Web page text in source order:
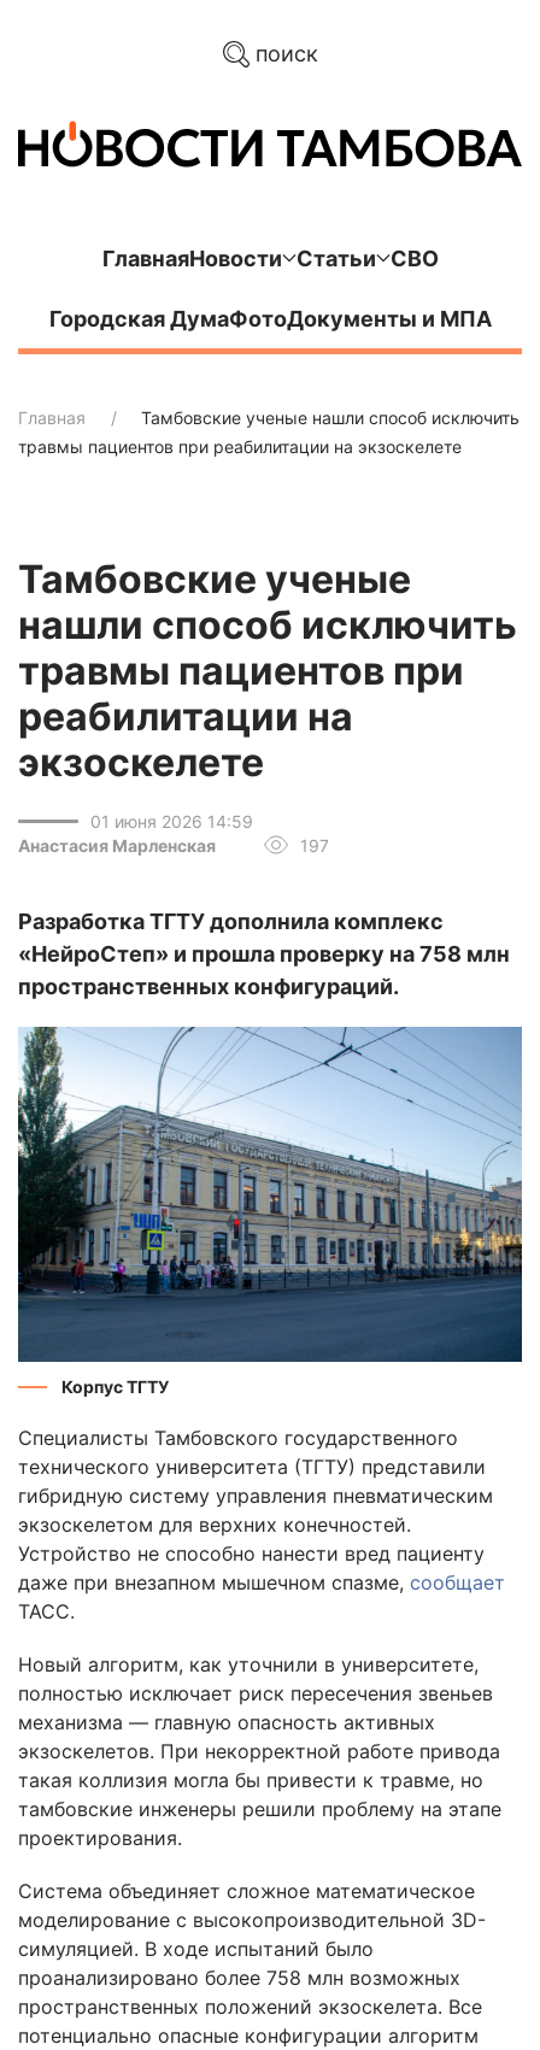
поиск
ГлавнаяНовости Статьи СВО
Городская ДумаФотоДокументы и МПА
Главная
Тамбовские ученые нашли способ исключить
травмы пациентов при реабилитации на экзоскелете
Тамбовские ученые
нашли способ исключить
травмы пациентов при
реабилитации на
экзоскелете
01 июня 2026 14:59
Анастасия Марленская
197
Разработка ТГТУ дополнила комплекс
«НейроСтеп» и прошла проверку на 758 млн
пространственных конфигураций.
Корпус ТГТУ
Специалисты Тамбовского государственного
технического университета (ТГТУ) представили
гибридную систему управления пневматическим
экзоскелетом для верхних конечностей.
Устройство не способно нанести вред пациенту
даже при внезапном мышечном спазме, сообщает
ТАСС.
Новый алгоритм, как уточнили в университете,
полностью исключает риск пересечения звеньев
механизма — главную опасность активных
экзоскелетов. При некорректной работе привода
такая коллизия могла бы привести к травме, но
тамбовские инженеры решили проблему на этапе
проектирования.
Система объединяет сложное математическое
моделирование с высокопроизводительной 3D-
симуляцией. В ходе испытаний было
проанализировано более 758 млн возможных
пространственных положений экзоскелета. Все
потенциально опасные конфигурации алгоритм